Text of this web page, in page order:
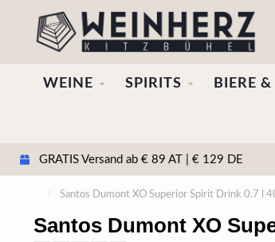
WEINE SPIRITS BIERE
GRATIS Versand ab € 89 AT | € 129 DE
/ Santos Dumont XO Superior Spirit Drink 0.7 l
Santos Dumont XO